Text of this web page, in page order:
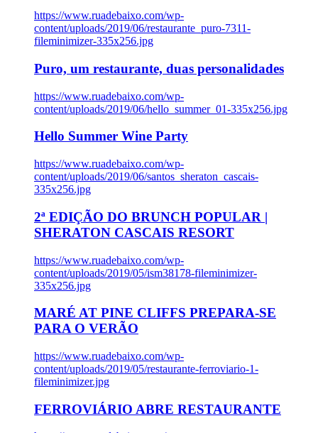
https://www.ruadebaixo.com/wp-
content/uploads/2019/06/restaurante_puro-7311-
fileminimizer-335x256.jpg
Puro, um restaurante, duas personalidades
https://www.ruadebaixo.com/wp-
content/uploads/2019/06/hello_summer_01-335x256.jpg
Hello Summer Wine Party
https://www.ruadebaixo.com/wp-
content/uploads/2019/06/santos_sheraton_cascais-
335x256.jpg
2ª EDIÇÃO DO BRUNCH POPULAR |
SHERATON CASCAIS RESORT
https://www.ruadebaixo.com/wp-
content/uploads/2019/05/ism38178-fileminimizer-
335x256.jpg
MARÉ AT PINE CLIFFS PREPARA-SE
PARA O VERÃO
https://www.ruadebaixo.com/wp-
content/uploads/2019/05/restaurante-ferroviario-1-
fileminimizer.jpg
FERROVIÁRIO ABRE RESTAURANTE